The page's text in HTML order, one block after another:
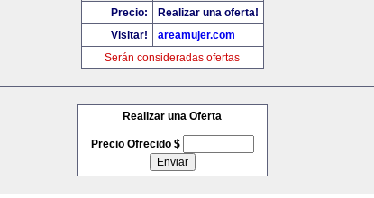
Precio:
Realizar una oferta!
Visitar!
areamujer.com
Serán consideradas ofertas
Realizar una Oferta
Precio Ofrecido $